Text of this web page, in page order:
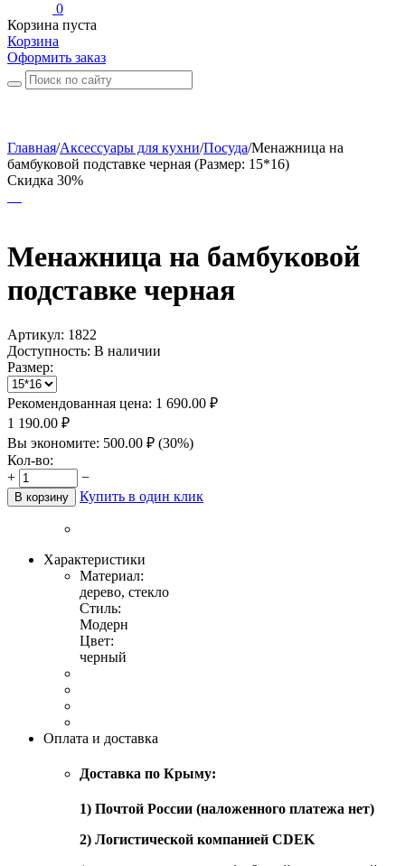
0
Корзина пуста
Корзина
Оформить заказ
Главная/Аксессуары для кухни/Посуда/Менажница на
бамбуковой подставке черная (Размер: 15*16)
Скидка 30%
Менажница на бамбуковой
подставке черная
Артикул: 1822
Доступность: В наличии
Размер:
Рекомендованная цена: 1 690.00 ₽
1 190.00 ₽
Вы экономите: 500.00 ₽ (30%)
Кол-во:
+
−
В корзину Купить в один клик
Характеристики
Материал:
дерево, стекло
Стиль:
Модерн
Цвет:
черный
Оплата и доставка
Доставка по Крыму:
1) Почтой России (наложенного платежа нет)
2) Логистической компанией CDEK